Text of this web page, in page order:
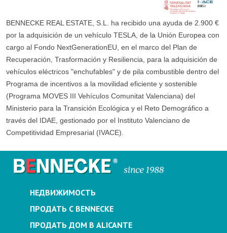
BENNECKE REAL ESTATE, S.L. ha recibido una ayuda de 2.900 €
por la adquisición de un vehículo TESLA, de la Unión Europea con
cargo al Fondo NextGenerationEU, en el marco del Plan de
Recuperación, Trasformación y Resiliencia, para la adquisición de
vehículos eléctricos "enchufables" y de pila combustible dentro del
Programa de incentivos a la movilidad eficiente y sostenible
(Programa MOVES III Vehículos Comunitat Valenciana) del
Ministerio para la Transición Ecológica y el Reto Demográfico a
través del IDAE, gestionado por el Instituto Valenciano de
Competitividad Empresarial (IVACE).
НЕДВИЖИМОСТЬ
ПРОДАТЬ С BENNECKE
ПРОДАТЬ ДОМ В ALICANTE